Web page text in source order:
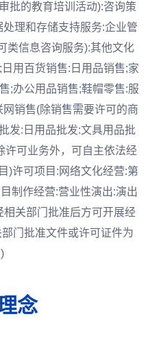
批的教育培训活动):咨询策
理和存储支持服务:企业管
类信息咨询服务):其他文化
用百货销售:日用品销售;家
;办公用品销售;鞋帽零售:服
销售(除销售需要许可的商
发:日用品批发:文具用品批
许可业务外，可自主依法经
)许可项目:网络文化经营:第
制作经营:营业性演出:演出
关部门批准后方可开展经
门批准文件或许可证件为
念